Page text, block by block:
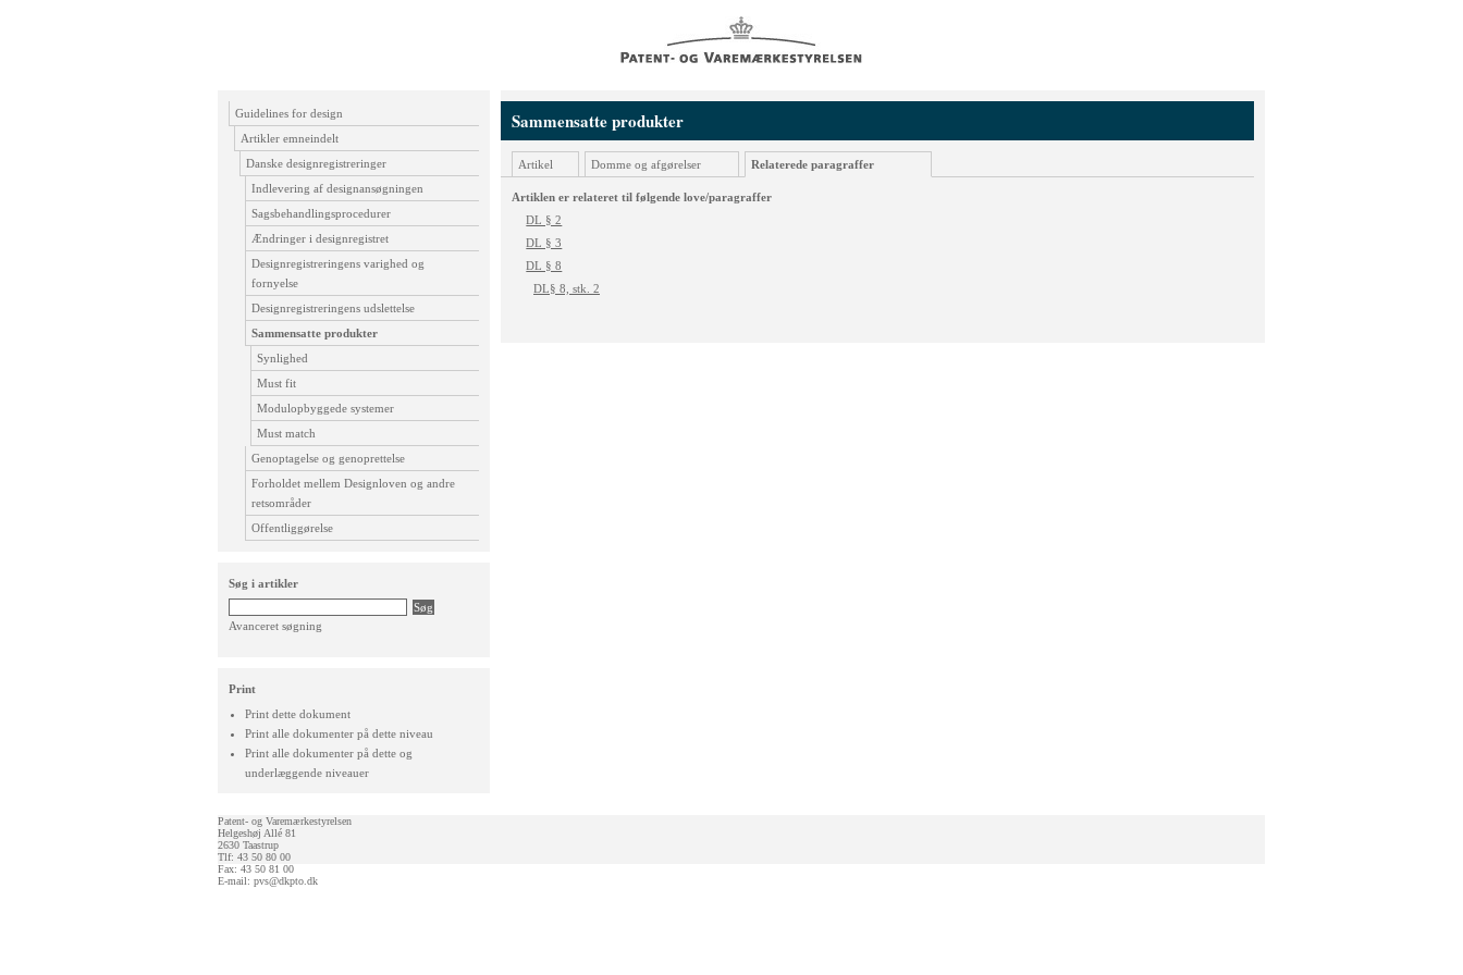
Guidelines for design
Artikler emneindelt
Danske designregistreringer
Indlevering af designansøgningen
Sagsbehandlingsprocedurer
Ændringer i designregistret
Designregistreringens varighed og
fornyelse
Designregistreringens udslettelse
Sammensatte produkter
Synlighed
Must fit
Modulopbyggede systemer
Must match
Genoptagelse og genoprettelse
Forholdet mellem Designloven og andre
retsområder
Offentliggørelse
Søg i artikler
Avanceret søgning
Print
Print dette dokument
Print alle dokumenter på dette niveau
Print alle dokumenter på dette og
underlæggende niveauer
Sammensatte produkter
Artikel Domme og afgørelser Relaterede paragraffer
Artiklen er relateret til følgende love/paragraffer
DL § 2
DL § 3
DL § 8
DL§ 8, stk. 2
Patent- og Varemærkestyrelsen
Helgeshøj Allé 81
2630 Taastrup
Tlf: 43 50 80 00
Fax: 43 50 81 00
E-mail: pvs@dkpto.dk